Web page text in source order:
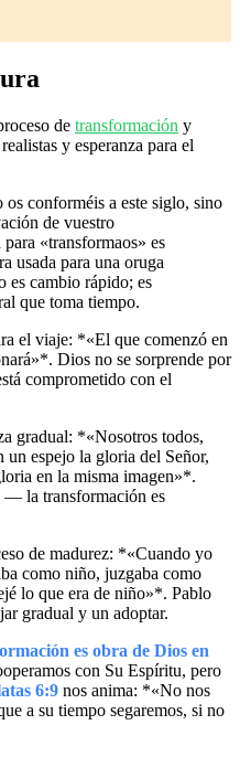
de transformación y
y esperanza para el
conforméis a este siglo, sino
de vuestro
«transformaos» es
usada para una oruga
es cambio rápido; es
que toma tiempo.
el viaje: *«El que comenzó en
Dios no se sorprende por
comprometido con el
gradual: *«Nosotros todos,
un espejo la gloria del Señor,
en la misma imagen»*.
— la transformación es
de madurez: *«Cuando yo
como niño, juzgaba como
lo que era de niño»*. Pablo
gradual y un adoptar.
es obra de Dios en
con Su Espíritu, pero
6:9 nos anima: *«No nos
a su tiempo segaremos, si no